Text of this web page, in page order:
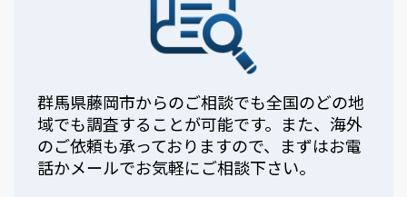
群馬県藤岡市からのご相談でも全国のどの地
域でも調査することが可能です。また、海外
のご依頼も承っておりますので、まずはお電
話かメールでお気軽にご相談下さい。